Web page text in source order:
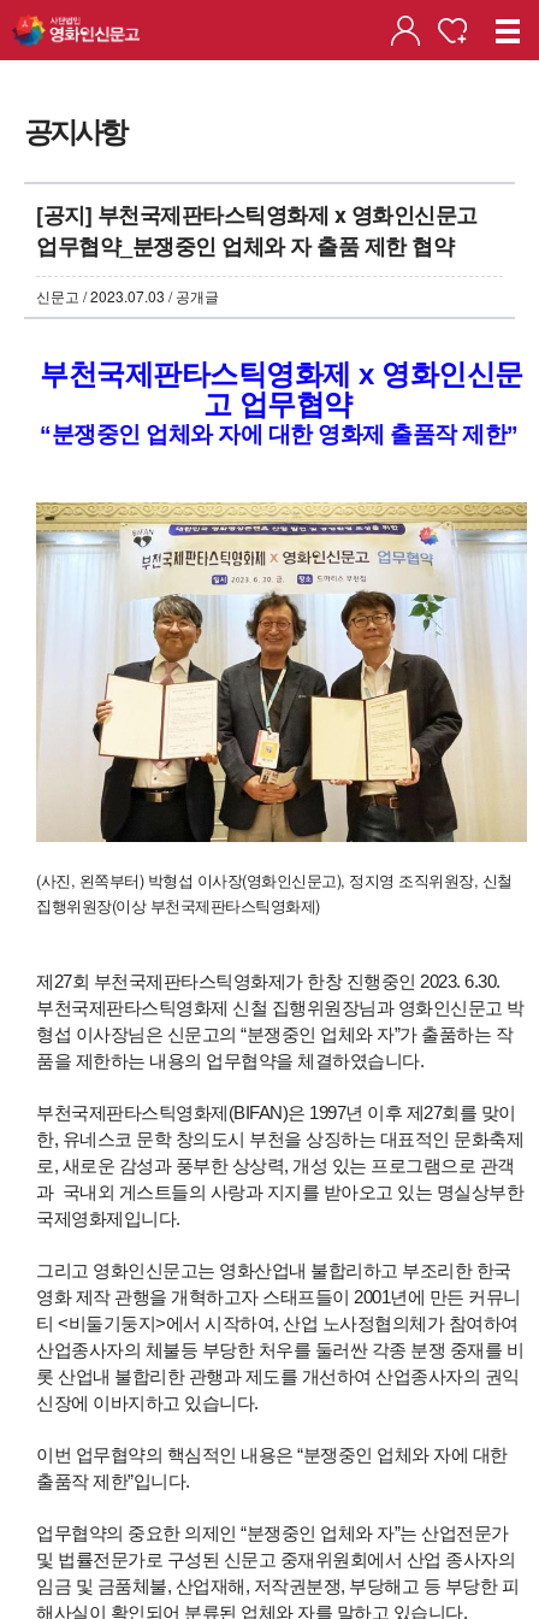
공지사항
[공지] 부천국제판타스틱영화제 x 영화인신문고
업무협약_분쟁중인 업체와 자 출품 제한 협약
신문고 / 2023.07.03 / 공개글
부천국제판타스틱영화제 x 영화인신문
고 업무협약
“분쟁중인 업체와 자에 대한 영화제 출품작 제한”
(사진, 왼쪽부터) 박형섭 이사장(영화인신문고), 정지영 조직위원장, 신철
집행위원장(이상 부천국제판타스틱영화제)
제27회 부천국제판타스틱영화제가 한창 진행중인 2023. 6.30.
부천국제판타스틱영화제 신철 집행위원장님과 영화인신문고 박
형섭 이사장님은 신문고의 “분쟁중인 업체와 자”가 출품하는 작
품을 제한하는 내용의 업무협약을 체결하였습니다.
부천국제판타스틱영화제(BIFAN)은 1997년 이후 제27회를 맞이
한, 유네스코 문학 창의도시 부천을 상징하는 대표적인 문화축제
로, 새로운 감성과 풍부한 상상력, 개성 있는 프로그램으로 관객
과 국내외 게스트들의 사랑과 지지를 받아오고 있는 명실상부한
국제영화제입니다.
그리고 영화인신문고는 영화산업내 불합리하고 부조리한 한국
영화 제작 관행을 개혁하고자 스태프들이 2001년에 만든 커뮤니
티 <비둘기둥지>에서 시작하여, 산업 노사정협의체가 참여하여
산업종사자의 체불등 부당한 처우를 둘러싼 각종 분쟁 중재를 비
롯 산업내 불합리한 관행과 제도를 개선하여 산업종사자의 권익
신장에 이바지하고 있습니다.
이번 업무협약의 핵심적인 내용은 “분쟁중인 업체와 자에 대한
출품작 제한”입니다.
업무협약의 중요한 의제인 “분쟁중인 업체와 자”는 산업전문가
및 법률전문가로 구성된 신문고 중재위원회에서 산업 종사자의
임금 및 금품체불, 산업재해, 저작권분쟁, 부당해고 등 부당한 피
해사실이 확인되어 분류된 업체와 자를 말하고 있습니다.